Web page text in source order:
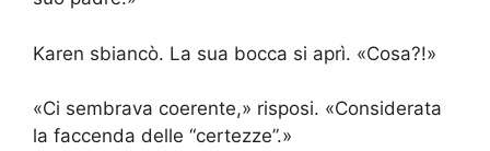
Karen sbiancò. La sua bocca si aprì. «Cosa?!»
«Ci sembrava coerente,» risposi. «Considerata
la faccenda delle “certezze”.»